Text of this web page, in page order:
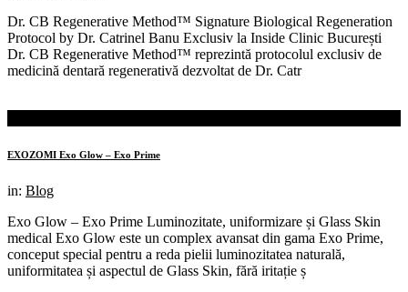
Dr. CB Regenerative Method™ Signature Biological Regeneration
Protocol by Dr. Catrinel Banu Exclusiv la Inside Clinic București
Dr. CB Regenerative Method™ reprezintă protocolul exclusiv de
medicină dentară regenerativă dezvoltat de Dr. Catr
EXOZOMI Exo Glow – Exo Prime
in: Blog
Exo Glow – Exo Prime Luminozitate, uniformizare și Glass Skin
medical Exo Glow este un complex avansat din gama Exo Prime,
conceput special pentru a reda pielii luminozitatea naturală,
uniformitatea și aspectul de Glass Skin, fără iritație ș